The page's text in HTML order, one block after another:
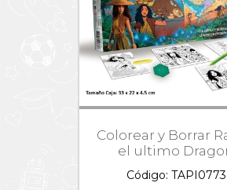
Colorear y Borrar
el ultimo
Código: TAPI0773